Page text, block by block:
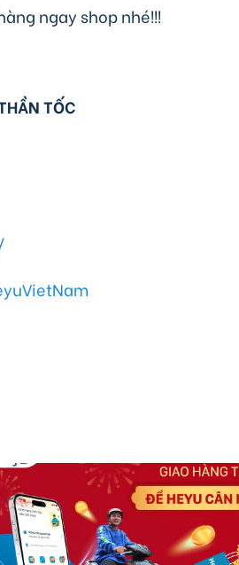
ngay shop nhé!!!
TỐC